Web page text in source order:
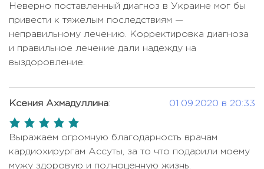
и сосудов
Цена по запросу
Комплексная диагностика
щитовидной железы
3700 USD -
4800 USD
Консультация гастроэнтеролога
Консультация гематолога Цена по запросу
Консультация гинеколога 850 USD
Консультация дерматолога
Консультация кардиолога 480 USD
Колэктомия (резекция толстой
кишки)
Конизация шейки матки
3000 USD -
Конизация шейки матки с
биопсией
Консервативное лечение
сколиоза
Коронарное стентирование 15000 USD
Неверно поставленный диагноз в Украине мог бы
привести к тяжелым последствиям —
неправильному лечению. Корректировка диагноза
и правильное лечение дали надежду на
выздоровление.
Ксения Ахмадуллина: 01.09.2020 в 20:33
5,0
rating
Выражаем огромную благодарность врачам
кардиохирургам Ассуты, за то что подарили моему
мужу здоровую и полноценную жизнь.